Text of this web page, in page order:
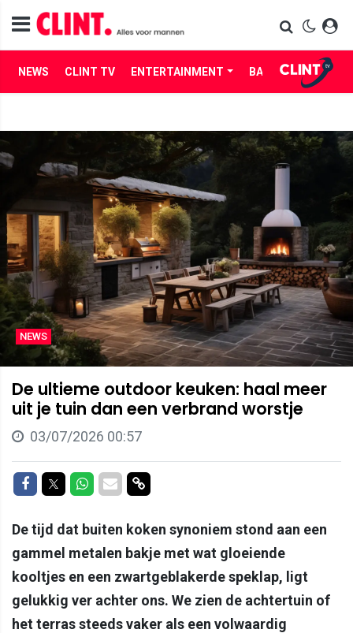
NEWS CLINT TV ENTERTAINMENT BABES LIFE
NEWS
De ultieme outdoor keuken: haal meer
uit je tuin dan een verbrand worstje
03/07/2026 00:57
Delen op Facebook
Delen op Twitter
Delen op Whatsapp
Delen via Mail
Delen via link
De tijd dat buiten koken synoniem stond aan een
gammel metalen bakje met wat gloeiende
kooltjes en een zwartgeblakerde speklap, ligt
gelukkig ver achter ons. We zien de achtertuin of
het terras steeds vaker als een volwaardig